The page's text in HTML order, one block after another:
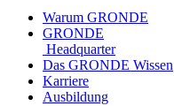
Warum GRONDE
GRONDE
Headquarter
Das GRONDE Wissen
Karriere
Ausbildung